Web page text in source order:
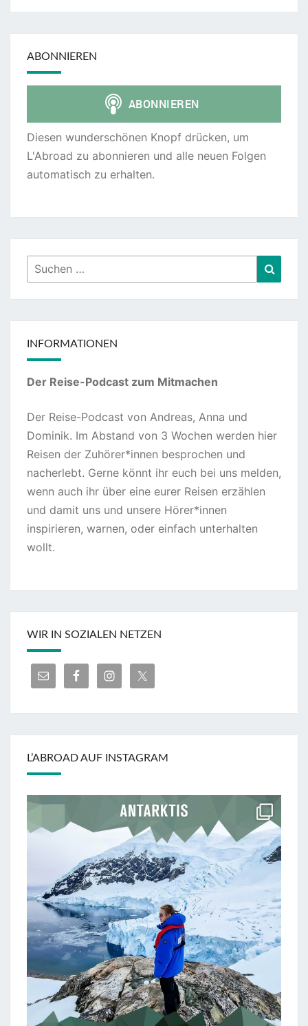
ABONNIEREN
Diesen wunderschönen Knopf drücken, um
L'Abroad zu abonnieren und alle neuen Folgen
automatisch zu erhalten.
Suchen
nach:
INFORMATIONEN
Der Reise-Podcast zum Mitmachen
Der Reise-Podcast von Andreas, Anna und
Dominik. Im Abstand von 3 Wochen werden hier
Reisen der Zuhörer*innen besprochen und
nacherlebt. Gerne könnt ihr euch bei uns melden,
wenn auch ihr über eine eurer Reisen erzählen
und damit uns und unsere Hörer*innen
inspirieren, warnen, oder einfach unterhalten
wollt.
WIR IN SOZIALEN NETZEN
L’ABROAD AUF INSTAGRAM